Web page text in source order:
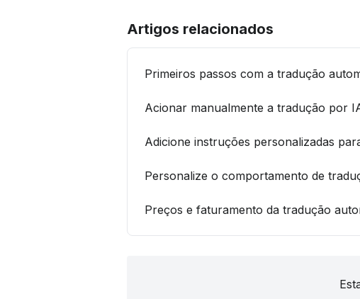
Artigos relacionados
Primeiros passos com a tradução
Acionar manualmente a tradução por
Adicione instruções personalizadas
Personalize o comportamento de
Preços e faturamento da tradução